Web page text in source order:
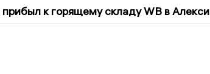
к горящему складу WB в